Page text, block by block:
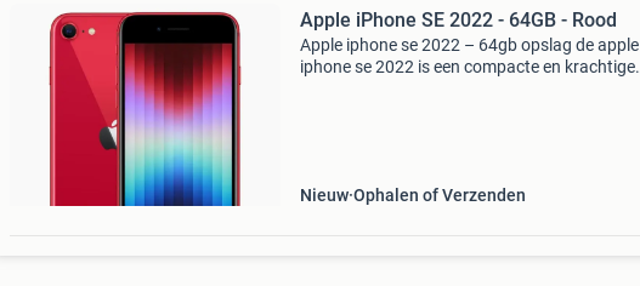
Apple iPhone SE 2022 - 64GB - Rood
Apple iphone se 2022 – 64gb opslag de apple
iphone se 2022 is een compacte en krachtige
Nieuw Ophalen of Verzenden